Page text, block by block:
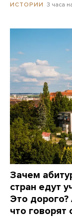
ИСТОРИИ 3 часа
Зачем
стран едут
Это
что говорят